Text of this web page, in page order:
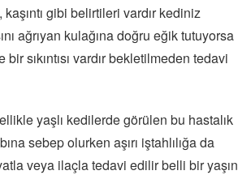
gibi belirtileri vardır kediniz
ağrıyan kulağına doğru eğik tutuyorsa
sıkıntısı vardır bekletilmeden tedavi
yaşlı kedilerde görülen bu hastalık
sebep olurken aşırı iştahlılığa da
veya ilaçla tedavi edilir belli bir yaşın